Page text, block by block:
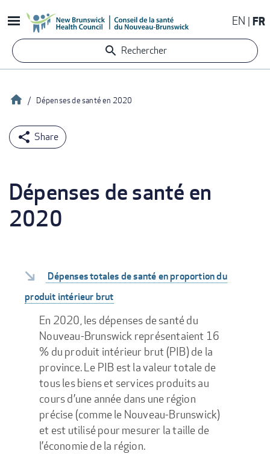
au
contenu
principal
EN FR
Rechercher
Fil
d'Ariane
Accueil
Dépenses de santé en 2020
Dépenses de santé en
2020
Dépenses totales de santé en proportion du
produit intérieur brut
En 2020, les dépenses de santé du
Nouveau-Brunswick représentaient 16
% du produit intérieur brut (PIB) de la
province. Le PIB est la valeur totale de
tous les biens et services produits au
cours d’une année dans une région
précise (comme le Nouveau-Brunswick)
et est utilisé pour mesurer la taille de
l’économie de la région.